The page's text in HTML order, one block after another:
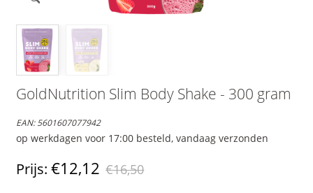
GoldNutrition Slim Body Shake - 300 gram
EAN:5601607077942
op werkdagen voor 17:00 besteld, vandaag verzonden
Prijs: €12,12 €16,50